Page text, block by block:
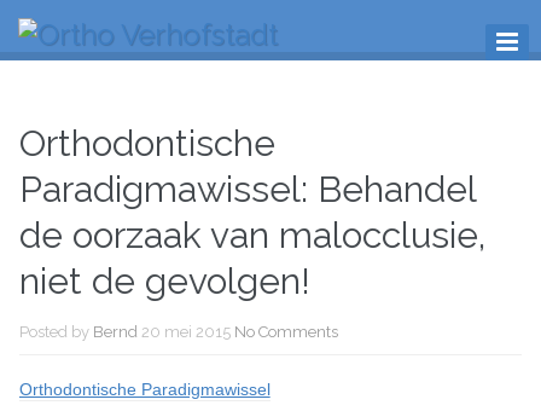
Orthodontische
Paradigmawissel: Behandel
de oorzaak van malocclusie,
niet de gevolgen!
Posted by Bernd 20 mei 2015 No Comments
Orthodontische Paradigmawissel